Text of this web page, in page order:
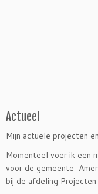
Actueel
Mijn actuele projecten
Momenteel voer ik een
voor de gemeente
bij de afdeling Projecten